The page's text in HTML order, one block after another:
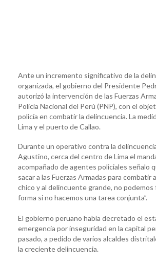
Ante un incremento significativo de la
organizada, el gobierno del Presidente
autorizó la intervención de las Fuerzas
Policía Nacional del Perú (PNP), con el
policía en combatir la delincuencia. La
Lima y el puerto de Callao.
Durante un operativo contra la
Agustino, cerca del centro de Lima el
acompañado de agentes policiales señalo
sacar a las Fuerzas Armadas para combatir
chico y al delincuente grande, no podemos
forma si no hacemos una tarea conjunta”.
El gobierno peruano había decretado el
emergencia por inseguridad en la capital
pasado, a pedido de varios alcaldes
la creciente delincuencia.